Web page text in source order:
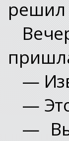
решил
—
—
— Вы